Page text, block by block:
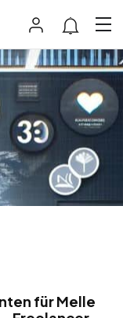
für Melle